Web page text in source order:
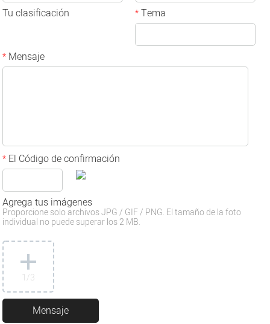
Tu clasificación *Tema
* Mensaje
* El Código de confirmación
Agrega tus imágenes
Proporcione solo archivos JPG / GIF / PNG. El tamaño de la foto
individual no puede superar los 2 MB.
1/3